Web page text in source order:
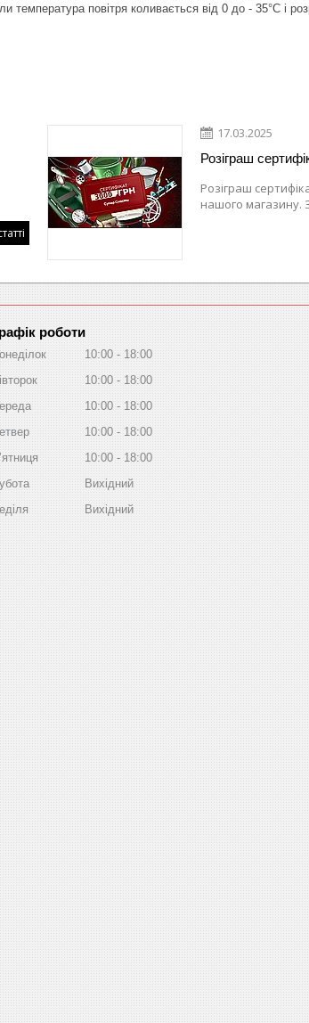
температура повітря коливається від 0 до - 35°С і
17.03.2025
Розіграш
Розіграш
нашого магазину.
роботи
10:00
18:00
10:00
18:00
10:00
18:00
10:00
18:00
10:00
18:00
Вихідний
Вихідний